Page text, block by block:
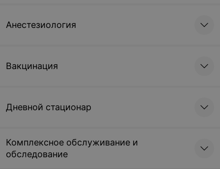
Анестезиология
Вакцинация
Дневной стационар
Комплексное обслуживание и
обследование